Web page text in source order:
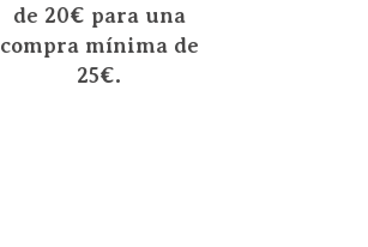
de 20€ para una
compra mínima de
25€.